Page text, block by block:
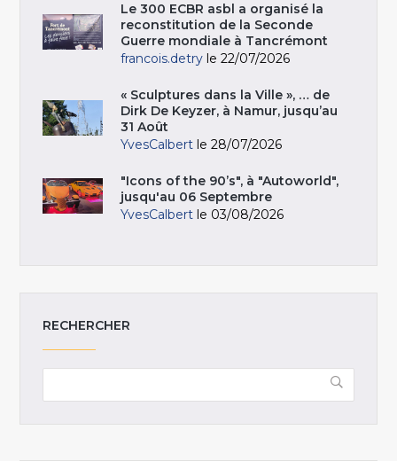
Le 300 ECBR asbl a organisé la
reconstitution de la Seconde
Guerre mondiale à Tancrémont
francois.detry le 22/07/2026
« Sculptures dans la Ville », … de
Dirk De Keyzer, à Namur, jusqu’au
31 Août
YvesCalbert le 28/07/2026
"Icons of the 90’s", à "Autoworld",
jusqu'au 06 Septembre
YvesCalbert le 03/08/2026
RECHERCHER